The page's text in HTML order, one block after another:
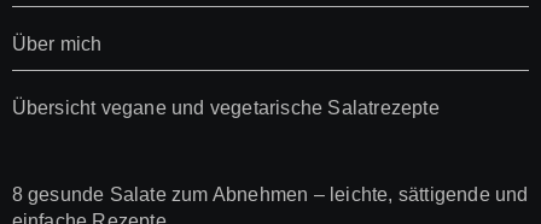
Über mich
Übersicht vegane und vegetarische Salatrezepte
8 gesunde Salate zum Abnehmen – leichte, sättigende und